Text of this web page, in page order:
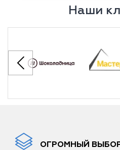
Наши
ОГРОМНЫЙ